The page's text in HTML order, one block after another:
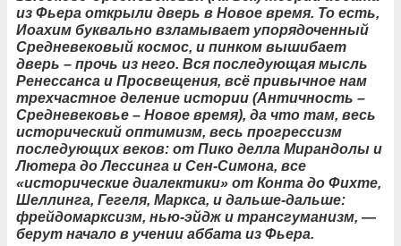
из Фьера открыли дверь в Новое время. То есть,
Иоахим буквально взламывает упорядоченный
Средневековый космос, и пинком вышибает
дверь – прочь из него. Вся последующая мысль
Ренессанса и Просвещения, всё привычное нам
трехчастное деление истории (Античность –
Средневековье – Новое время), да что там, весь
исторический оптимизм, весь прогрессизм
последующих веков: от Пико делла Мирандолы и
Лютера до Лессинга и Сен-Симона, все
«исторические диалектики» от Конта до Фихте,
Шеллинга, Гегеля, Маркса, и дальше-дальше:
фрейдомарксизм, нью-эйдж и трансгуманизм, —
берут начало в учении аббата из Фьера.